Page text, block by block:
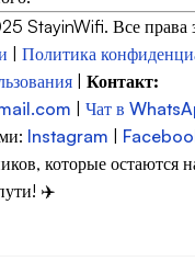
StayinWifi. Все права
Политика
Контакт:
Чат в
Instagram
которые остаются
✈️